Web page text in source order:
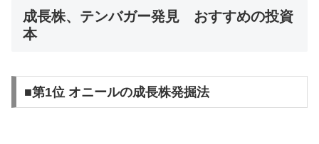
成長株、テンバガー発見 おすすめの投資
本
■第1位 オニールの成長株発掘法